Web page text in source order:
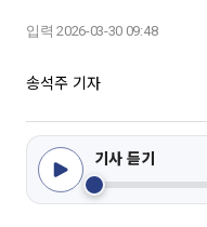
입력 2026-03-30 09:48
송석주 기자
기사 듣기